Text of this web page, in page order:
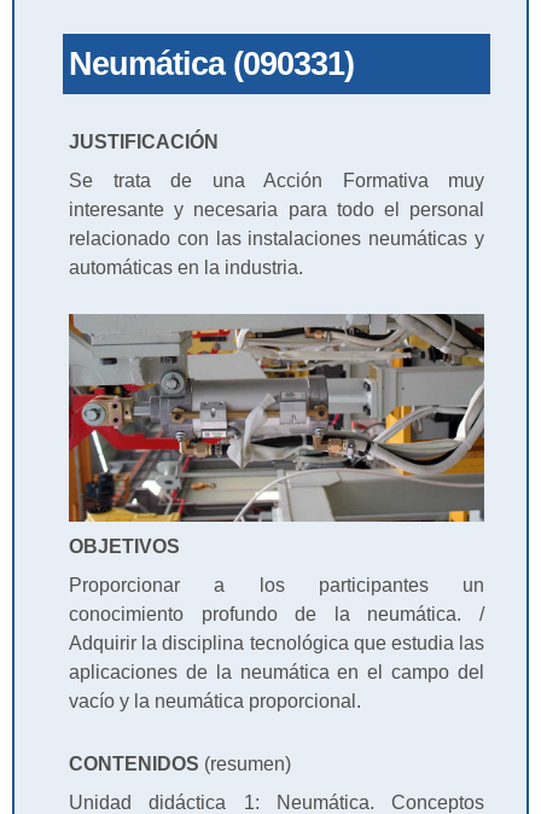
Neumática (090331)
JUSTIFICACIÓN
Se trata de una Acción Formativa muy
interesante y necesaria para todo el personal
relacionado con las instalaciones neumáticas y
automáticas en la industria.
OBJETIVOS
Proporcionar a los participantes un
conocimiento profundo de la neumática. /
Adquirir la disciplina tecnológica que estudia las
aplicaciones de la neumática en el campo del
vacío y la neumática proporcional.
CONTENIDOS (resumen)
Unidad didáctica 1: Neumática. Conceptos